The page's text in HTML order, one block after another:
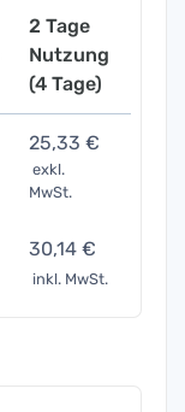
2 Tage
Nutzung
(4 Tage)
25,33 €
exkl.
MwSt.
30,14 €
inkl. MwSt.